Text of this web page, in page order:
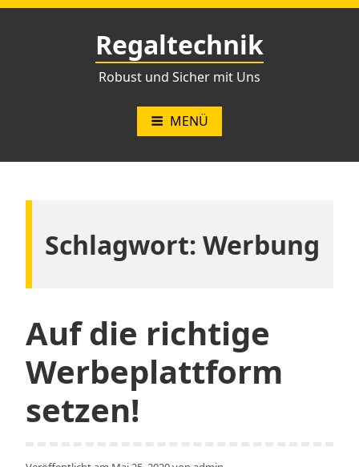
Zum
Regaltechnik
Robust und Sicher mit Uns
MENÜ
Schlagwort: Werbung
Auf die richtige
Werbeplattform
setzen!